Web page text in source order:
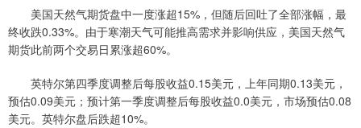
美国天然气期货盘中一度涨超15%，但随后回吐了全部涨幅，最
终收跌0.33%。由于寒潮天气可能推高需求并影响供应，美国天然气
期货此前两个交易日累涨超60%。
英特尔第四季度调整后每股收益0.15美元，上年同期0.13美元，
预估0.09美元；预计第一季度调整后每股收益0.0美元，市场预估0.08
美元。英特尔盘后跌超10%。